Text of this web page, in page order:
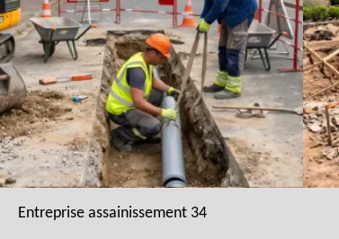
Entreprise assainissement 34